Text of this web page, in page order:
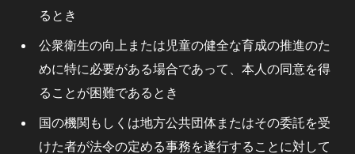
るとき
公衆衛生の向上または児童の健全な育成の推進のた
めに特に必要がある場合であって、本人の同意を得
ることが困難であるとき
国の機関もしくは地方公共団体またはその委託を受
けた者が法令の定める事務を遂行することに対して